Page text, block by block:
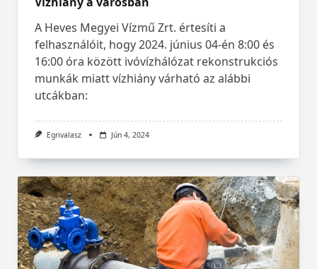
A Heves Megyei Vízmű Zrt. értesíti a
felhasználóit, hogy 2024. június 04-én 8:00 és
16:00 óra között ivóvízhálózat rekonstrukciós
munkák miatt vízhiány várható az alábbi
utcákban:
Egrivalasz Jún 4, 2024